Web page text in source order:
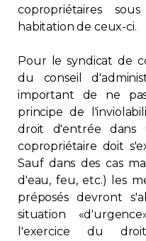
copropriétaires
habitation de ceux-ci.
Pour le syndicat de
du conseil
important de ne
principe de
droit d'entrée dans
copropriétaire doit
Sauf dans des cas
d'eau, feu, etc.) les
préposés devront
situation
l'exercice du